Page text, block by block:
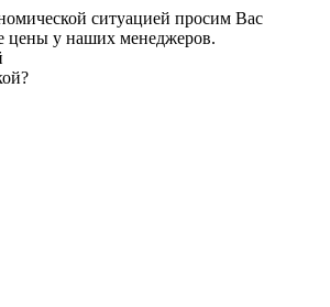
ситуацией просим Вас
цены у наших менеджеров.
?